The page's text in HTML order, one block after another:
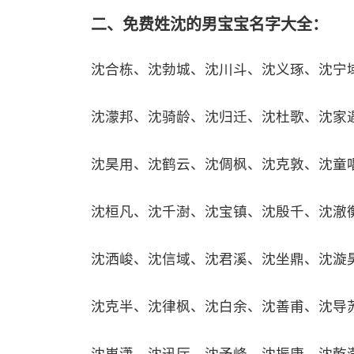
二、免费姓沈的男宝宝名字大全：
沈合栋、沈勃城、沈川斗、沈义琢、沈宁
沈濛邦、沈骑龄、沈归迁、沈杜歌、沈家
沈昊用、沈鹤云、沈倜枫、沈克敦、沈童
沈桓凡、沈千澍、沈宝镇、沈殷千、沈澈
沈洒峻、沈信域、沈君溪、沈坐鼎、沈漩
沈克半、沈律枫、沈白余、沈善甫、沈导